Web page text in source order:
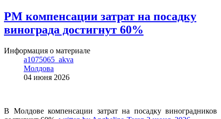
РМ компенсации затрат на посадку
винограда достигнут 60%
Информация о материале
a1075065_akva
Молдова
04 июня 2026
В Молдове компенсации затрат на посадку виноградников